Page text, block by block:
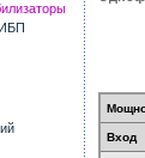
Вход